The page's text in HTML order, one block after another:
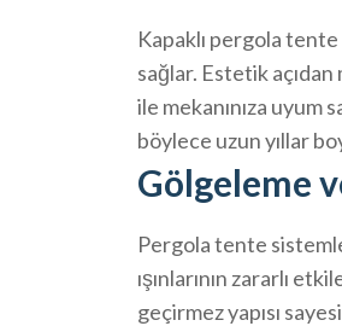
Kapaklı pergola
sağlar. Estetik
ile mekanınıza uyum
böylece uzun yıllar
Gölgeleme
Pergola tente
ışınlarının zararlı
geçirmez yapısı